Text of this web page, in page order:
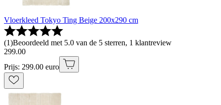
Vloerkleed Tokyo Ting Beige 200x290 cm
(1)Beoordeeld met 5.0 van de 5 sterren, 1 klantreview
299.00
Prijs: 299.00 euro